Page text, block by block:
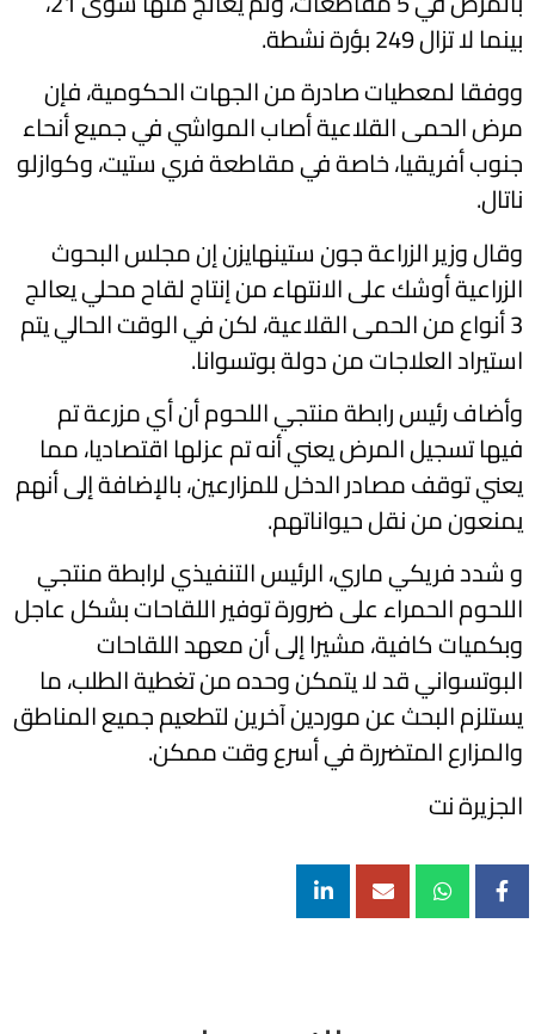
بينما لا تزال 249 بؤرة نشطة.
ووفقا لمعطيات صادرة من الجهات الحكومية، فإن
مرض الحمى القلاعية أصاب المواشي في جميع أنحاء
جنوب أفريقيا، خاصة في مقاطعة فري ستيت، وكوازلو
ناتال.
وقال وزير الزراعة جون ستينهايزن إن مجلس البحوث
الزراعية أوشك على الانتهاء من إنتاج لقاح محلي يعالج
3 أنواع من الحمى القلاعية، لكن في الوقت الحالي يتم
استيراد العلاجات من دولة بوتسوانا.
وأضاف رئيس رابطة منتجي اللحوم أن أي مزرعة تم
فيها تسجيل المرض يعني أنه تم عزلها اقتصاديا، مما
يعني توقف مصادر الدخل للمزارعين، بالإضافة إلى أنهم
يمنعون من نقل حيواناتهم.
و شدد فريكي ماري، الرئيس التنفيذي لرابطة منتجي
اللحوم الحمراء على ضرورة توفير اللقاحات بشكل عاجل
وبكميات كافية، مشيرا إلى أن معهد اللقاحات
البوتسواني قد لا يتمكن وحده من تغطية الطلب، ما
يستلزم البحث عن موردين آخرين لتطعيم جميع المناطق
والمزارع المتضررة في أسرع وقت ممكن.
الجزيرة نت